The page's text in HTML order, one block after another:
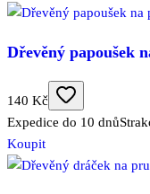
Dřevěný papoušek
140 Kč
Expedice do 10 dnů
Koupit